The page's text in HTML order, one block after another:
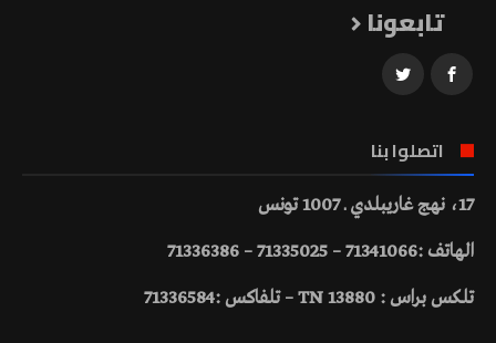
تابعونا
اتصلوا بنا
17، نهج غاريبلدي ـ 1007 تونس
الهاتف :71341066 – 71335025 – 71336386
تلكس براس : 13880 TN – تلفاكس :71336584